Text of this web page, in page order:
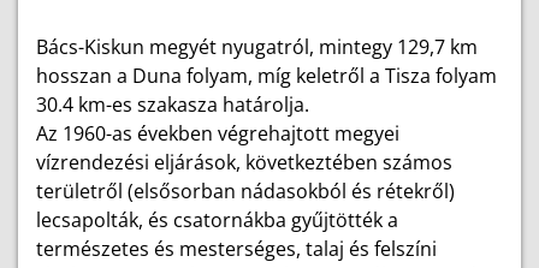
Bács-Kiskun megyét nyugatról, mintegy 129,7 km
hosszan a Duna folyam, míg keletről a Tisza folyam
30.4 km-es szakasza határolja.
Az 1960-as években végrehajtott megyei
vízrendezési eljárások, következtében számos
területről (elsősorban nádasokból és rétekről)
lecsapolták, és csatornákba gyűjtötték a
természetes és mesterséges, talaj és felszíni